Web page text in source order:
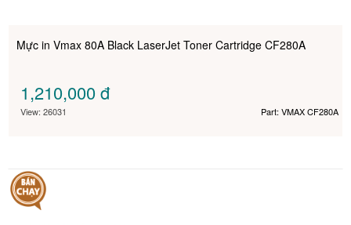
Mực in Vmax 80A Black LaserJet Toner Cartridge CF280A
1,210,000đ
View: 26031 Part: VMAX CF280A